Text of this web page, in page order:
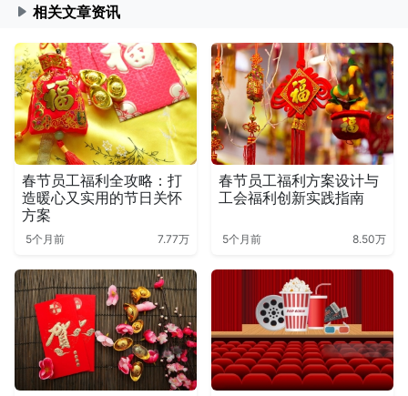
相关文章资讯
春节员工福利全攻略：打
造暖心又实用的节日关怀
方案
5个月前 7.77万
春节员工福利方案设计与
工会福利创新实践指南
5个月前 8.50万